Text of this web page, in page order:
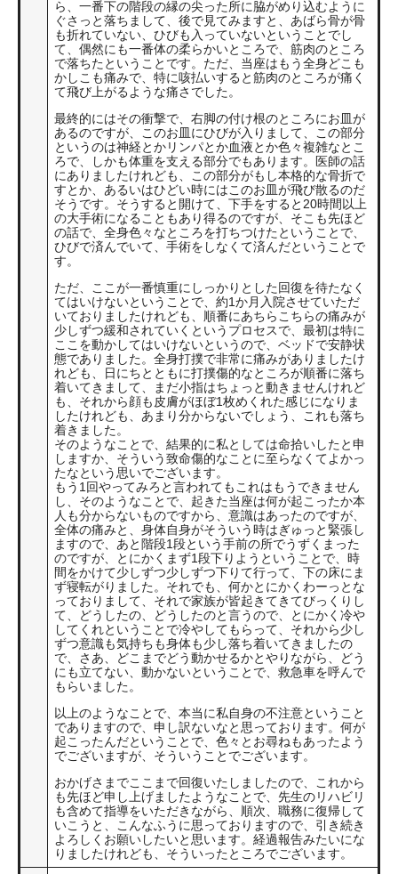
ら、一番下の階段の縁の尖った所に脇がめり込むように
ぐさっと落ちまして、後で見てみますと、あばら骨が骨
も折れていない、ひびも入っていないということでし
て、偶然にも一番体の柔らかいところで、筋肉のところ
で落ちたということです。ただ、当座はもう全身どこも
かしこも痛みで、特に咳払いすると筋肉のところが痛く
て飛び上がるような痛さでした。
最終的にはその衝撃で、右脚の付け根のところにお皿が
あるのですが、このお皿にひびが入りまして、この部分
というのは神経とかリンパとか血液とか色々複雑なとこ
ろで、しかも体重を支える部分でもあります。医師の話
にありましたけれども、この部分がもし本格的な骨折で
すとか、あるいはひどい時にはこのお皿が飛び散るのだ
そうです。そうすると開けて、下手をすると20時間以上
の大手術になることもあり得るのですが、そこも先ほど
の話で、全身色々なところを打ちつけたということで、
ひびで済んでいて、手術をしなくて済んだということで
す。
ただ、ここが一番慎重にしっかりとした回復を待たなく
てはいけないということで、約1か月入院させていただ
いておりましたけれども、順番にあちらこちらの痛みが
少しずつ緩和されていくというプロセスで、最初は特に
ここを動かしてはいけないというので、ベッドで安静状
態でありました。全身打撲で非常に痛みがありましたけ
れども、日にちとともに打撲傷的なところが順番に落ち
着いてきまして、まだ小指はちょっと動きませんけれど
も、それから顔も皮膚がほぼ1枚めくれた感じになりま
したけれども、あまり分からないでしょう、これも落ち
着きました。
そのようなことで、結果的に私としては命拾いしたと申
しますか、そういう致命傷的なことに至らなくてよかっ
たなという思いでございます。
もう1回やってみろと言われてもこれはもうできません
し、そのようなことで、起きた当座は何が起こったか本
人も分からないものですから、意識はあったのですが、
全体の痛みと、身体自身がそういう時はぎゅっと緊張し
ますので、あと階段1段という手前の所でうずくまった
のですが、とにかくまず1段下りようということで、時
間をかけて少しずつ少しずつ下りて行って、下の床にま
ず寝転がりました。それでも、何かとにかくわーっとな
っておりまして、それで家族が皆起きてきてびっくりし
て、どうしたの、どうしたのと言うので、とにかく冷や
してくれということで冷やしてもらって、それから少し
ずつ意識も気持ちも身体も少し落ち着いてきましたの
で、さあ、どこまでどう動かせるかとやりながら、どう
にも立てない、動かないということで、救急車を呼んで
もらいました。
以上のようなことで、本当に私自身の不注意ということ
でありますので、申し訳ないなと思っております。何が
起こったんだということで、色々とお尋ねもあったよう
でございますが、そういうことでございます。
おかげさまでここまで回復いたしましたので、これから
も先ほど申し上げましたようなことで、先生のリハビリ
も含めて指導をいただきながら、順次、職務に復帰して
いこうと、こんなふうに思っておりますので、引き続き
よろしくお願いしたいと思います。経過報告みたいにな
りましたけれども、そういったところでございます。